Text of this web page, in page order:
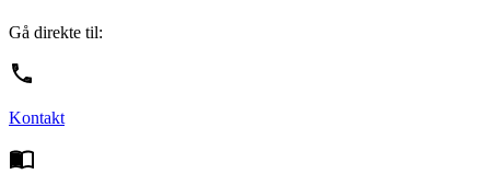
Gå direkte til:
Kontakt